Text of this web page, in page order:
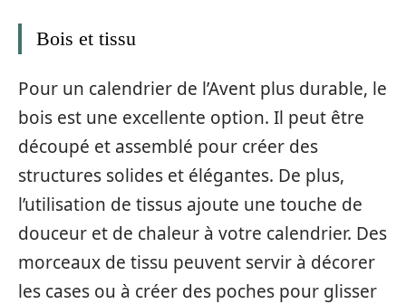
Bois et tissu
Pour un calendrier de l’Avent plus durable, le
bois est une excellente option. Il peut être
découpé et assemblé pour créer des
structures solides et élégantes. De plus,
l’utilisation de tissus ajoute une touche de
douceur et de chaleur à votre calendrier. Des
morceaux de tissu peuvent servir à décorer
les cases ou à créer des poches pour glisser